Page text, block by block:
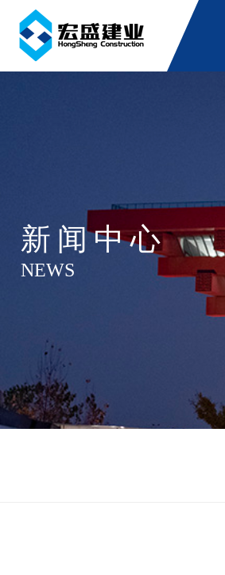
新闻中心
NEWS